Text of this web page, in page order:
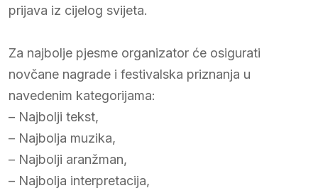
prijava iz cijelog svijeta.
Za najbolje pjesme organizator će osigurati
novčane nagrade i festivalska priznanja u
navedenim kategorijama:
– Najbolji tekst,
– Najbolja muzika,
– Najbolji aranžman,
– Najbolja interpretacija,